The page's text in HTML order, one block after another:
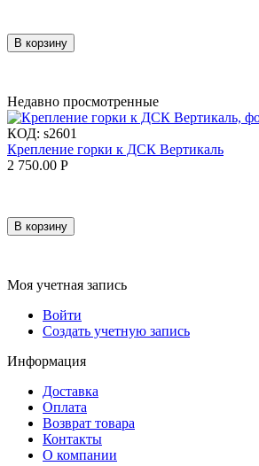
В корзину
Недавно просмотренные
КОД: s2601
Крепление горки к ДСК Вертикаль
2 750.00 Р
В корзину
Моя учетная запись
Войти
Создать учетную запись
Информация
Доставка
Оплата
Возврат товара
Контакты
О компании